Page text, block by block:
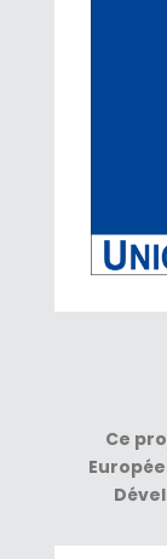
Ce